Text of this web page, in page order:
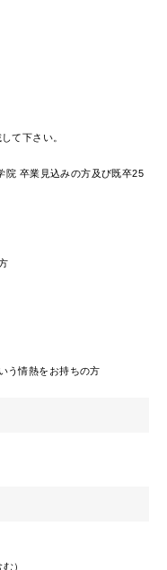
て下さい。
院 卒業見込みの方及び既卒25
う情熱をお持ちの方
）